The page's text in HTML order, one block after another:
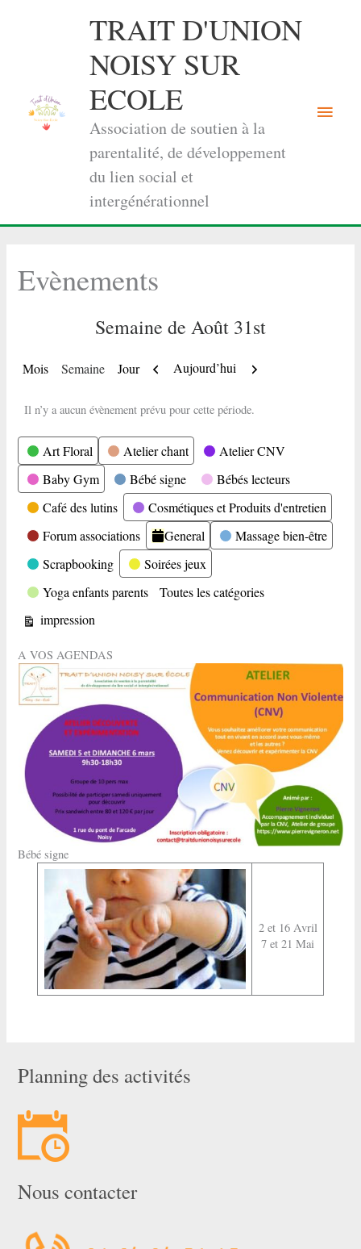
TRAIT D'UNION
NOISY SUR
ECOLE
Association de soutien à la
parentalité, de développement
du lien social et
intergénérationnel
Menu
Evènements
Semaine de Août 31st
Mois Semaine Jour Précédent
Aujourd’hui Suivant
Il n’y a aucun évènement prévu pour cette période.
Catégories
Art Floral Atelier chant
Atelier CNV
Baby Gym
Bébé signe
Bébés lecteurs
Café des lutins
Cosmétiques et Produits d'entretien
Forum associations
General
Massage bien-être
Scrapbooking
Soirées jeux
Yoga enfants parents
Toutes les catégories
Vue
impression
A VOS AGENDAS
Bébé signe
2 et 16 Avril
7 et 21 Mai
Planning des activités
Nous contacter